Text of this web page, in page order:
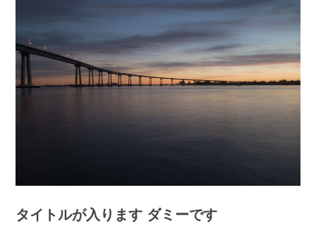
タイトルが入ります ダミーです